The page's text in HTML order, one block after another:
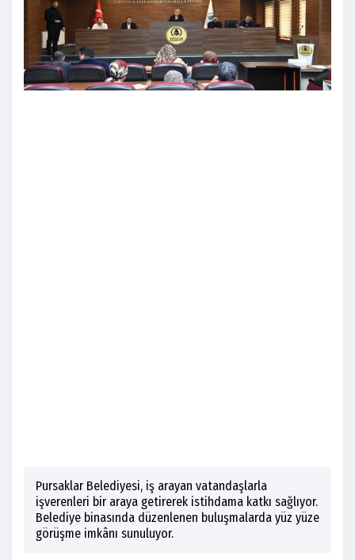
Pursaklar Belediyesi, iş arayan vatandaşlarla
işverenleri bir araya getirerek istihdama katkı sağlıyor.
Belediye binasında düzenlenen buluşmalarda yüz yüze
görüşme imkânı sunuluyor.